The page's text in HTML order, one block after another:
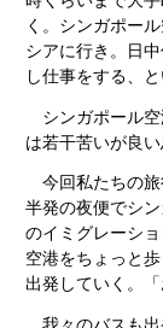
く。シンガポー
シアに行き。日
し仕事をする、
シンガポール
は若干苦いが良
今回私たちの
半発の夜便でシ
のイミグレーシ
空港をちょっと
出発していく。